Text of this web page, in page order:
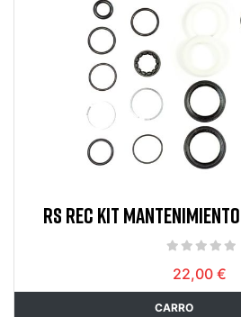
RS REC KIT
22,00 €
CARRO